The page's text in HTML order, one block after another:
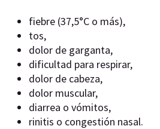
fiebre (37,5°C o más),
tos,
dolor de garganta,
dificultad para respirar,
dolor de cabeza,
dolor muscular,
diarrea o vómitos,
rinitis o congestión nasal.